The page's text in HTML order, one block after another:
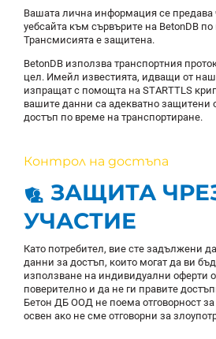
Вашата лична информация се предава
уебсайта към сървърите на BetonDB по
Трансмисията е защитена.
BetonDB използва транспортния
цел. Имейл известията, идващи от
изпращат с помощта на STARTTLS
вашите данни са адекватно защитени
достъп по време на транспортиране.
Контрол на достъпа
ЗАЩИТА
УЧАСТИЕ
Като потребител, вие сте задължени
данни за достъп, които могат да ви
използване на индивидуални оферти
поверително и да не ги правите
Бетон ДБ ООД не поема отговорност за
освен ако не сме отговорни за